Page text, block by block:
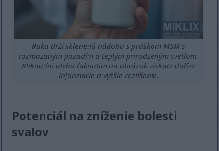
Ruka drží sklenenú nádobu s práškom MSM s
rozmazaným pozadím a teplým prirodzeným svetlom.
Kliknutím alebo ťuknutím na obrázok získate ďalšie
informácie a vyššie rozlíšenie.
Potenciál na zníženie bolesti
svalov